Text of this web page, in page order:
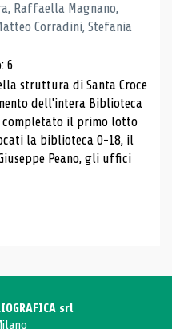
Raffaella Magnano,
Corradini, Stefania
6
struttura di Santa Croce
dell'intera Biblioteca
completato il primo lotto
la biblioteca 0-18, il
Peano, gli uffici
srl